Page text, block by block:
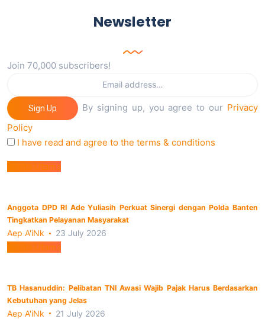
Newsletter
Join 70,000 subscribers!
Sign Up By signing up, you agree to our Privacy
Policy
I have read and agree to the terms & conditions
Berita Utama
Anggota DPD RI Ade Yuliasih Perkuat Sinergi dengan Polda Banten
Tingkatkan Pelayanan Masyarakat
Aep A'iNk 23 July 2026
Berita Utama
TB Hasanuddin: Pelibatan TNI Awasi Wajib Pajak Harus Berdasarkan
Kebutuhan yang Jelas
Aep A'iNk 21 July 2026